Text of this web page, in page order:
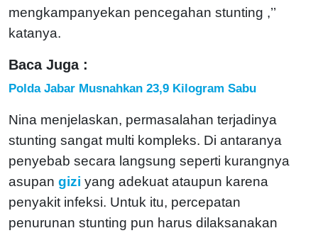
mengkampanyekan pencegahan stunting ,’’
katanya.
Baca Juga :
Polda Jabar Musnahkan 23,9 Kilogram Sabu
Nina menjelaskan, permasalahan terjadinya
stunting sangat multi kompleks. Di antaranya
penyebab secara langsung seperti kurangnya
asupan gizi yang adekuat ataupun karena
penyakit infeksi. Untuk itu, percepatan
penurunan stunting pun harus dilaksanakan